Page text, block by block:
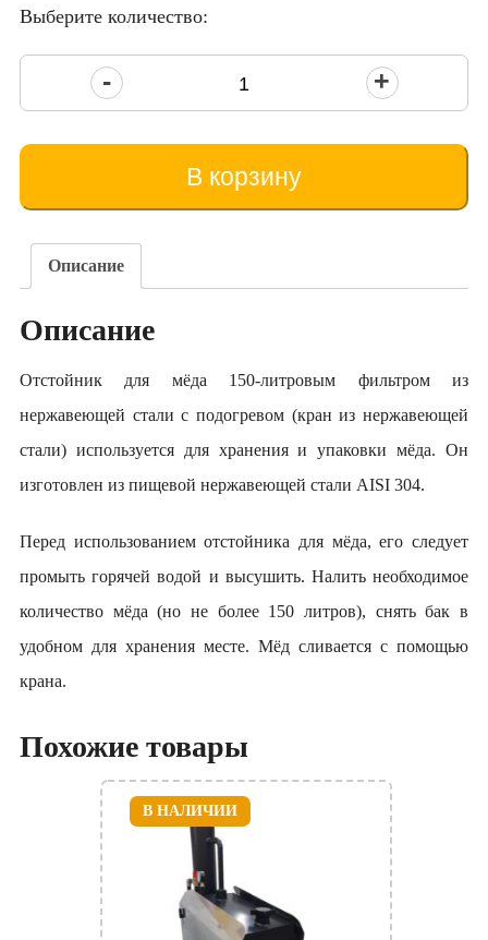
Выберите количество:
Количество
товара
Maturator
150
cu
100
В корзину
Описание
Описание
Отстойник для мёда 150-литровым фильтром из
нержавеющей стали с подогревом (кран из нержавеющей
стали) используется для хранения и упаковки мёда. Он
изготовлен из пищевой нержавеющей стали AISI 304.
Перед использованием отстойника для мёда, его следует
промыть горячей водой и высушить. Налить необходимое
количество мёда (но не более 150 литров), снять бак в
удобном для хранения месте. Мёд сливается с помощью
крана.
Похожие товары
В НАЛИЧИИ